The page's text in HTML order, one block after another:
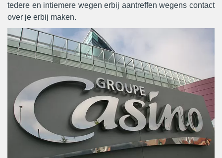
tedere en intiemere wegen erbij aantreffen wegens contact
over je erbij maken.